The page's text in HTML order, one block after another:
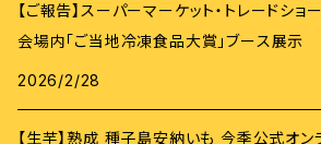
【ご報告】スーパーマーケット・トレードショ
会場内「ご当地冷凍食品大賞」ブース展示
2026/2/28
【生芋】熟成 種子島安納いも 今季公式オン